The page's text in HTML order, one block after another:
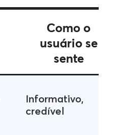
Como o
usuário se
sente
Informativo,
credível